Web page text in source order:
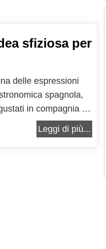
sfiziosa per
delle espressioni
spagnola,
in compagnia e
bevanda fresca. Il
Leggi di più...